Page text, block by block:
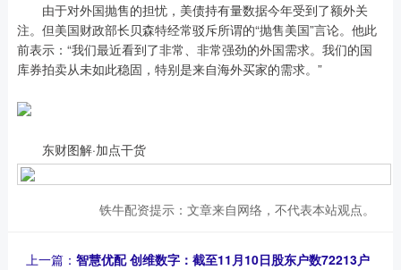
由于对外国抛售的担忧，美债持有量数据今年受到了额外关
注。但美国财政部长贝森特经常驳斥所谓的“抛售美国”言论。他此
前表示：“我们最近看到了非常、非常强劲的外国需求。我们的国
库券拍卖从未如此稳固，特别是来自海外买家的需求。”
东财图解·加点干货
铁牛配资提示：文章来自网络，不代表本站观点。
上一篇： 智慧优配 创维数字：截至11月10日股东户数72213户